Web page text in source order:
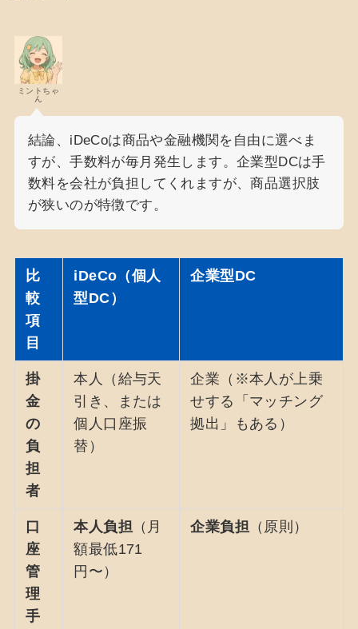
ミントちゃ
ん
結論、iDeCoは商品や金融機関を自由に選べま
すが、手数料が毎月発生します。企業型DCは手
数料を会社が負担してくれますが、商品選択肢
が狭いのが特徴です。
比
較
項
目
iDeCo（個人
型DC）
企業型DC
掛
金
の
負
担
者
本人（給与天
引き、または
個人口座振
替）
企業（※本人が上乗
せする「マッチング
拠出」もある）
口
座
管
理
手
本人負担（月
額最低171
円〜）
企業負担（原則）